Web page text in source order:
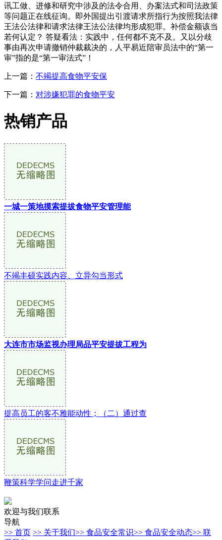
讯工做、进修和研究中涉及的法令合用、办案法式和司法政策
等问题正在线征询。即外国提出引渡请求所指行为按照我法律
王法公法律和请求法律王法公法律均形成犯罪。补偿金额该当
若何认定？ 答疑看法：实践中，任何都不克不及。又以分歧
事由再次申请撤销仲裁裁决的，人平易近陪审员法中的“第一
审”指的是“第一审法式”！
上一篇： 不竭提高食物平安保
下一篇： 对涉嫌犯罪的食物平安
热销产品
一城一策地摸索提拔食物平安管理能
不竭丰硕实践内容、立异勾当形式
大连市市场监视办理局品平安提拔工程为
提高员工的客不雅能动性；（二）通过查
鞭策科学学问走进千家
欢迎与我们联系
导航
>> 首页 >> 关于我们>> 食品安全常识>> 食品安全动态>> 联